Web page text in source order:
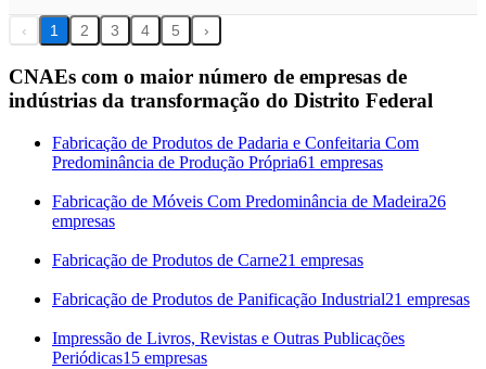
‹ 1 2 3 4 5 ›
CNAEs com o maior número de empresas de
indústrias da transformação do Distrito Federal
Fabricação de Produtos de Padaria e Confeitaria Com
Predominância de Produção Própria61 empresas
Fabricação de Móveis Com Predominância de Madeira26
empresas
Fabricação de Produtos de Carne21 empresas
Fabricação de Produtos de Panificação Industrial21 empresas
Impressão de Livros, Revistas e Outras Publicações
Periódicas15 empresas